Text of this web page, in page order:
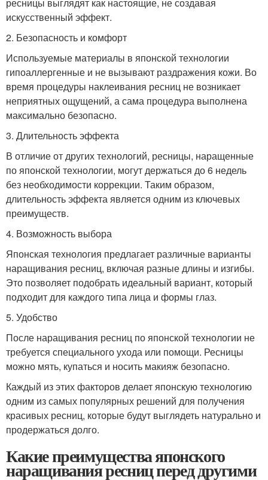
искусственный эффект.
2. Безопасность и комфорт
Используемые материалы в японской технологии
гипоаллергенные и не вызывают раздражения кожи. Во
время процедуры наклеивания ресниц не возникает
неприятных ощущений, а сама процедура выполнена
максимально безопасно.
3. Длительность эффекта
В отличие от других технологий, ресницы, наращенные
по японской технологии, могут держаться до 6 недель
без необходимости коррекции. Таким образом,
длительность эффекта является одним из ключевых
преимуществ.
4. Возможность выбора
Японская технология предлагает различные варианты
наращивания ресниц, включая разные длины и изгибы.
Это позволяет подобрать идеальный вариант, который
подходит для каждого типа лица и формы глаз.
5. Удобство
После наращивания ресниц по японской технологии не
требуется специального ухода или помощи. Ресницы
можно мять, купаться и носить макияж безопасно.
Каждый из этих факторов делает японскую технологию
одним из самых популярных решений для получения
красивых ресниц, которые будут выглядеть натурально и
продержаться долго.
Какие преимущества японского
наращивания ресниц перед другими